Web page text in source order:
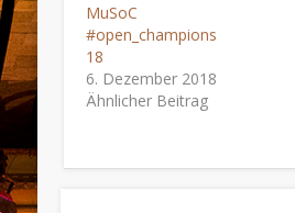
MuSoC
#open_champions
18
6. Dezember 2018
Ähnlicher Beitrag